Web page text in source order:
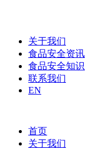
关于我们
食品安全资讯
食品安全知识
联系我们
EN
首页
关于我们